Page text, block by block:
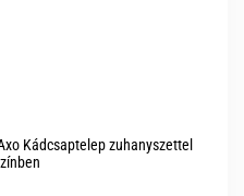
Kádcsaptelep zuhanyszettel